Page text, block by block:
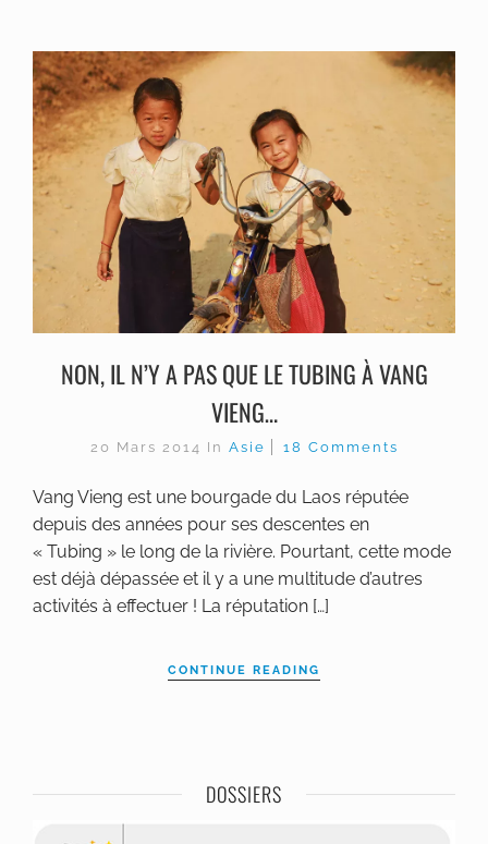
NON, IL N’Y A PAS QUE LE TUBING À VANG
VIENG…
20 Mars 2014 In Asie 18 Comments
Vang Vieng est une bourgade du Laos réputée
depuis des années pour ses descentes en
« Tubing » le long de la rivière. Pourtant, cette mode
est déjà dépassée et il y a une multitude d’autres
activités à effectuer ! La réputation […]
CONTINUE READING
DOSSIERS